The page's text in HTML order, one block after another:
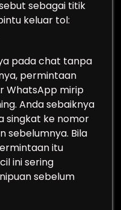
sebagai titik
keluar tol:
pada chat tanpa
permintaan
WhatsApp mirip
Anda sebaiknya
singkat ke nomor
sebelumnya. Bila
itu
ini sering
sebelum